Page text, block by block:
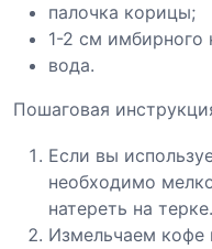
палочка корицы;
1-2 см имбирного
вода.
Пошаговая
Если вы
необходимо
натереть на терке.
Измельчаем кофе